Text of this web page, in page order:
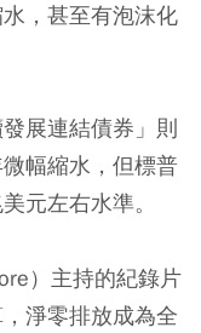
，甚至有泡沫化
展連結債券」則
幅縮水，但標普
元左右水準。
）主持的紀錄片
淨零排放成為全